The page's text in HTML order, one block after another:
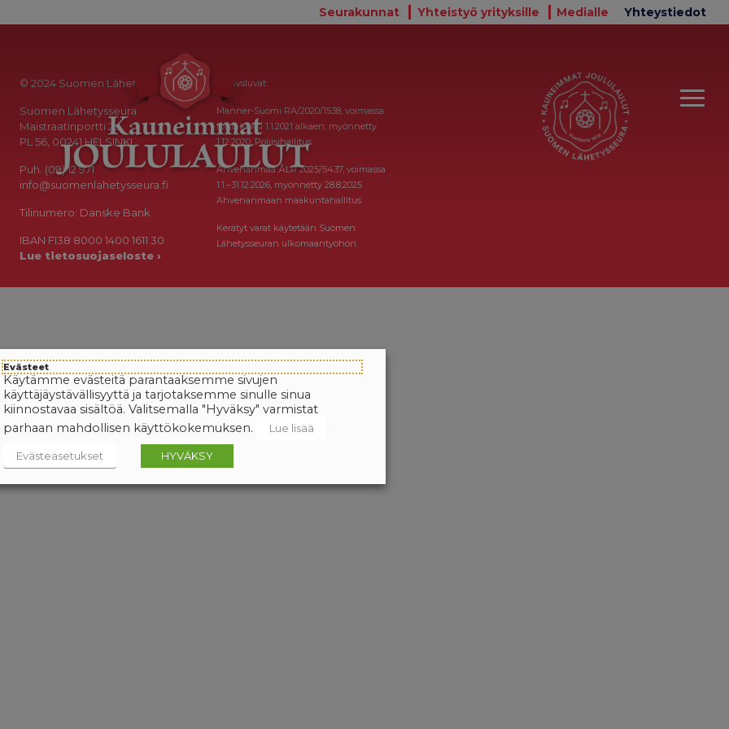
Seurakunnat Yhteistyö yrityksille Medialle Yhteystiedot
© 2024 Suomen Lähetysseura
Suomen Lähetysseura
Maistraatinportti 2a
PL 56, 00241 HELSINKI
Puh. (09) 12 971
info@suomenlahetysseura.fi
Tilinumero: Danske Bank
IBAN FI38 8000 1400 1611 30
Lue tietosuojaseloste ›
Keräysluvat:
Manner-Suomi RA/2020/1538, voimassa
toistaiseksi 1.1.2021 alkaen, myönnetty
1.12.2020, Poliisihallitus.
Ahvenanmaa ÅLR 2025/5437, voimassa
1.1.–31.12.2026, myönnetty 28.8.2025
Ahvenanmaan maakuntahallitus.
Kerätyt varat käytetään Suomen
Lähetysseuran ulkomaantyöhön.
Evästeet
Käytämme evästeitä parantaaksemme sivujen
käyttäjäystävällisyyttä ja tarjotaksemme sinulle sinua
kiinnostavaa sisältöä. Valitsemalla "Hyväksy" varmistat
parhaan mahdollisen käyttökokemuksen.
Lue lisää
Evästeasetukset HYVÄKSY